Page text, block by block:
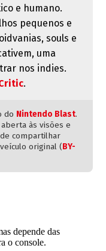
e humano.
pequenos e
souls e
uma
nos indies.
.
do Nintendo Blast.
às visões e
compartilhar
original (BY-